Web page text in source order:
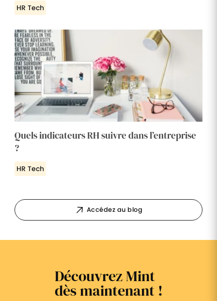
HR Tech
Quels indicateurs RH suivre dans l’entreprise
?
HR Tech
Accédez au blog
Découvrez Mint
dès maintenant !